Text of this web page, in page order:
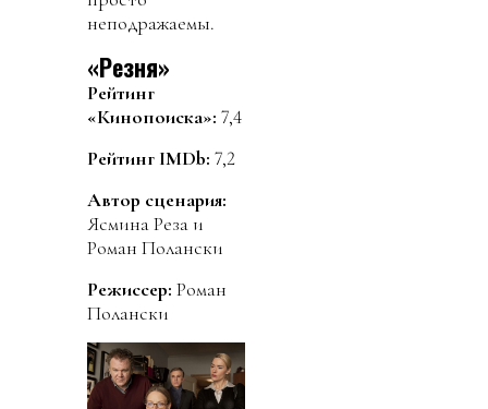
неподражаемы.
«Резня»
Рейтинг
«Кинопоиска»: 7,4
Рейтинг IMDb: 7,2
Автор сценария:
Ясмина Реза и
Роман Полански
Режиссер: Роман
Полански